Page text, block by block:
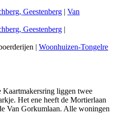
Geestenberg | Van
Geestenberg |
| Woonhuizen-Tongelre
liggen twee
Het ene heeft de Mortierlaan
Van Gorkumlaan. Alle woningen